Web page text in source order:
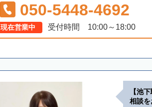
050-5448-4692
現在営業中 受付時間 10:00～18:00
【池
相談